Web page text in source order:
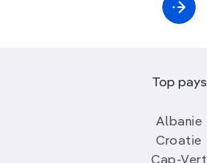
Top pays
Albanie
Croatie